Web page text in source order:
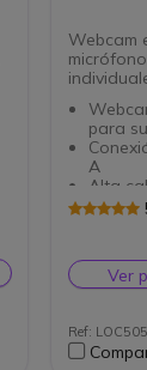
Webcam
para
A
Alta
720p
Clip
Ver
Ref: